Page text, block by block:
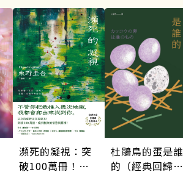
瀕死的凝視：突
破100萬冊！這
杜鵑鳥的蛋是誰
的（經典回歸